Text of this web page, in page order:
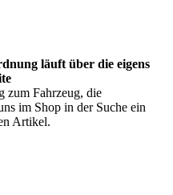
läuft über die eigens
zum Fahrzeug, die
im Shop in der Suche ein
Artikel.